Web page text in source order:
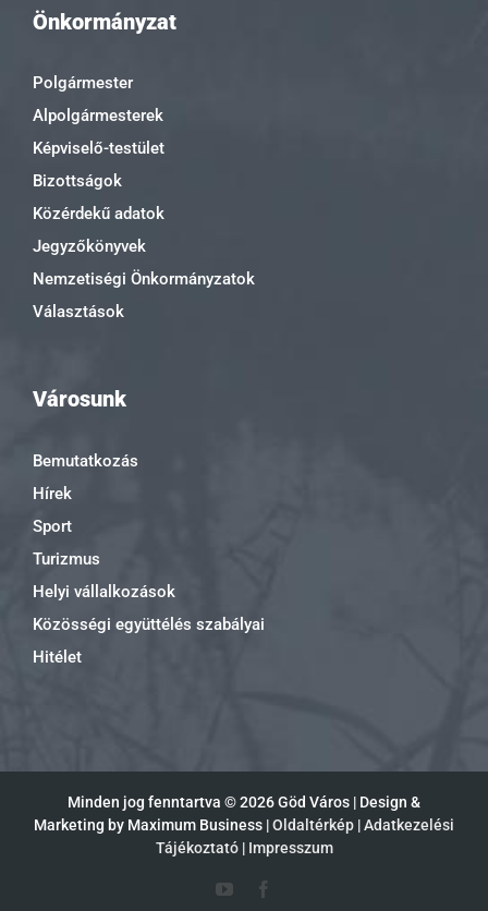
Önkormányzat
Polgármester
Alpolgármesterek
Képviselő-testület
Bizottságok
Közérdekű adatok
Jegyzőkönyvek
Nemzetiségi Önkormányzatok
Választások
Városunk
Bemutatkozás
Hírek
Sport
Turizmus
Helyi vállalkozások
Közösségi együttélés szabályai
Hitélet
Minden jog fenntartva ©2026 Göd Város | Design &
Marketing by Maximum Business |Oldaltérkép |Adatkezelési
Tájékoztató| Impresszum
YouTube